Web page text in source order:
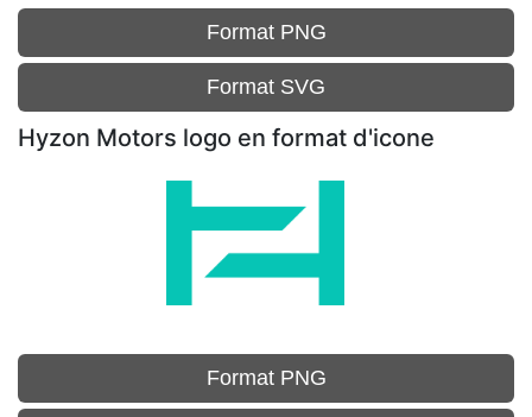
Format PNG
Format SVG
Hyzon Motors logo en format d'icone
Format PNG